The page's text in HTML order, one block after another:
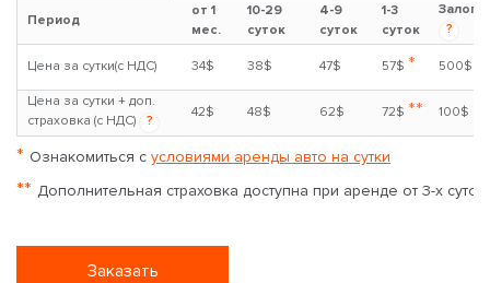
Период
от 1
мес.
10-29
суток
4-9
суток
1-3
суток
Залог
?
Цена за сутки(с НДС) 34$ 38$ 47$ 57$ * 500$
Цена за сутки + доп.
страховка (с НДС)
?
42$ 48$ 62$ 72$ ** 100$
* Ознакомиться с условиями аренды авто на сутки
** Дополнительная страховка доступна при аренде от 3-х суток
Заказать